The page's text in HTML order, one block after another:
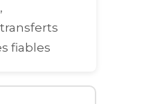
fiables
de performance pour la